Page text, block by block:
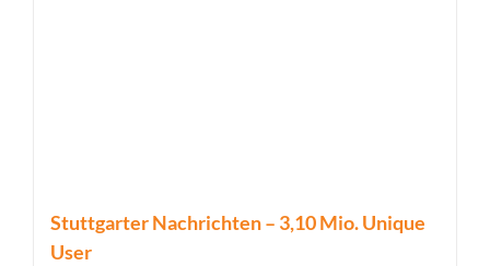
Stuttgarter Nachrichten – 3,10 Mio. Unique
User